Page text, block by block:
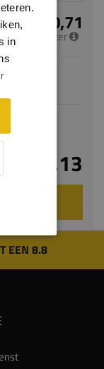
€ 10,71
per meter
€ 26,13
EEN 8.8
in